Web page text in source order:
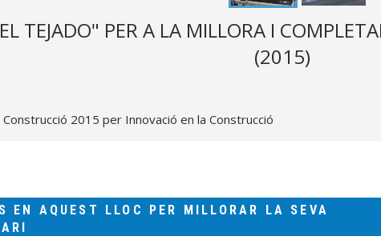
TEJADO" PER A LA MILLORA I
(2015)
2015 per Innovació en la Construcció
EN AQUEST LLOC PER MILLORAR LA SEVA